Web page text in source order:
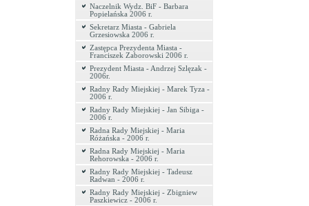
Naczelnik Wydz. BiF - Barbara
Popielańska 2006 r.
Sekretarz Miasta - Gabriela
Grzesiowska 2006 r.
Zastępca Prezydenta Miasta -
Franciszek Zaborowski 2006 r.
Prezydent Miasta - Andrzej Szlęzak -
2006r.
Radny Rady Miejskiej - Marek Tyza -
2006 r.
Radny Rady Miejskiej - Jan Sibiga -
2006 r.
Radna Rady Miejskiej - Maria
Różańska - 2006 r.
Radna Rady Miejskiej - Maria
Rehorowska - 2006 r.
Radny Rady Miejskiej - Tadeusz
Radwan - 2006 r.
Radny Rady Miejskiej - Zbigniew
Paszkiewicz - 2006 r.